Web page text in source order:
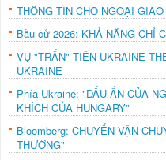
THÔNG TIN CHO NGOẠI
Bầu cử 2026: KHẢ NĂNG CHỈ
VỤ "TRẤN" TIỀN UKRAINE
UKRAINE
Phía Ukraine: "DẤU ẤN CỦA
KHÍCH CỦA HUNGARY"
Bloomberg: CHUYẾN VẬN
THƯỜNG"